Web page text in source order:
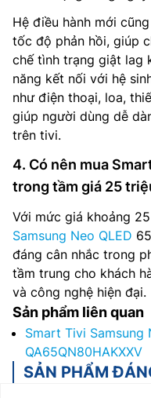
Hệ điều hành mới
tốc độ phản hồi, giúp
chế tình trạng giật lag
năng kết nối với hệ
như điện thoại, loa,
giúp người dùng dễ
trên tivi.
4. Có nên mua
trong tầm giá 25
Với mức giá khoảng
Samsung Neo QLED
đáng cân nhắc trong
tầm trung cho khách
và công nghệ hiện đại.
Sản phẩm liên quan
Smart Tivi Samsung
QA65QN80HAKXXV
SẢN PHẨM